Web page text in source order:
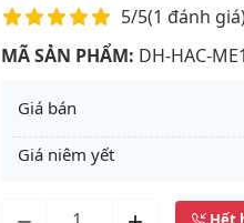
Điểm đánh giá
5/5(1 đánh giá
MÃ SẢN PHẨM: DH-HAC-
Giá bán
Giá niêm yết